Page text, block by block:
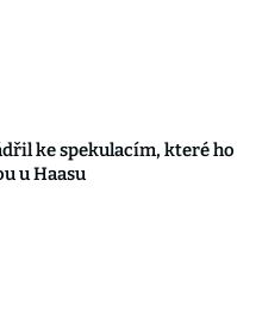
ke spekulacím, které ho
u Haasu